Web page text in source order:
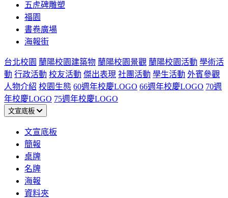
五虎碑雕塑
福園
書卷廣場
海報街
台北校園 蘭陽校園建築物 蘭陽校園景觀 蘭陽校園活動 學術活
動 行政活動 校友活動 傑出表現 社團活動 學生活動 外賓參觀
人物介紹 校園生態 60週年校慶LOGO 66週年校慶LOGO 70週
年校慶LOGO 75週年校慶LOGO
文宣底板
文宣底板
簡報
桌牌
名牌
海報
資料夾